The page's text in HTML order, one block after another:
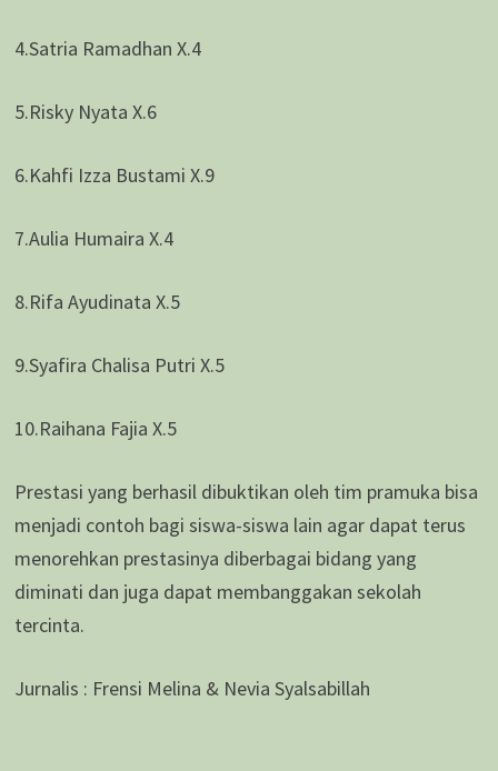
4.Satria Ramadhan X.4
5.Risky Nyata X.6
6.Kahfi Izza Bustami X.9
7.Aulia Humaira X.4
8.Rifa Ayudinata X.5
9.Syafira Chalisa Putri X.5
10.Raihana Fajia X.5
Prestasi yang berhasil dibuktikan oleh tim pramuka bisa
menjadi contoh bagi siswa-siswa lain agar dapat terus
menorehkan prestasinya diberbagai bidang yang
diminati dan juga dapat membanggakan sekolah
tercinta.
Jurnalis : Frensi Melina & Nevia Syalsabillah